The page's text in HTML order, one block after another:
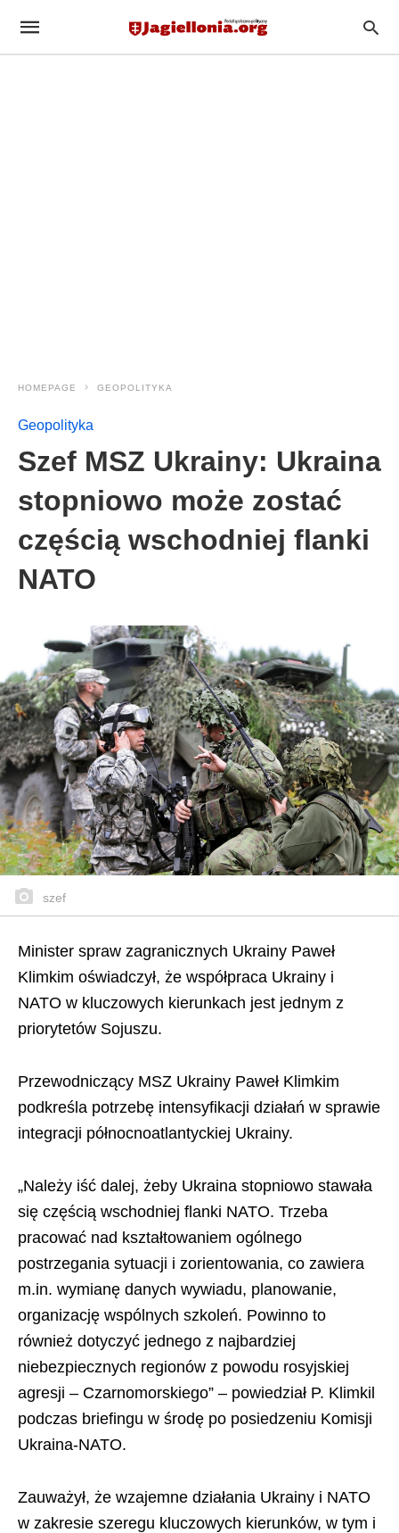
HOMEPAGE GEOPOLITYKA
Geopolityka
Szef MSZ Ukrainy: Ukraina
stopniowo może zostać
częścią wschodniej flanki
NATO
szef
Minister spraw zagranicznych Ukrainy Paweł
Klimkim oświadczył, że współpraca Ukrainy i
NATO w kluczowych kierunkach jest jednym z
priorytetów Sojuszu.
Przewodniczący MSZ Ukrainy Paweł Klimkim
podkreśla potrzebę intensyfikacji działań w sprawie
integracji północnoatlantyckiej Ukrainy.
„Należy iść dalej, żeby Ukraina stopniowo stawała
się częścią wschodniej flanki NATO. Trzeba
pracować nad kształtowaniem ogólnego
postrzegania sytuacji i zorientowania, co zawiera
m.in. wymianę danych wywiadu, planowanie,
organizację wspólnych szkoleń. Powinno to
również dotyczyć jednego z najbardziej
niebezpiecznych regionów z powodu rosyjskiej
agresji – Czarnomorskiego” – powiedział P. Klimkil
podczas briefingu w środę po posiedzeniu Komisji
Ukraina-NATO.
Zauważył, że wzajemne działania Ukrainy i NATO
w zakresie szeregu kluczowych kierunków, w tym i